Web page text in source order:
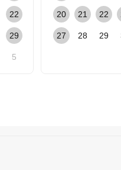
22
29
5
20 21 22
27 28 29